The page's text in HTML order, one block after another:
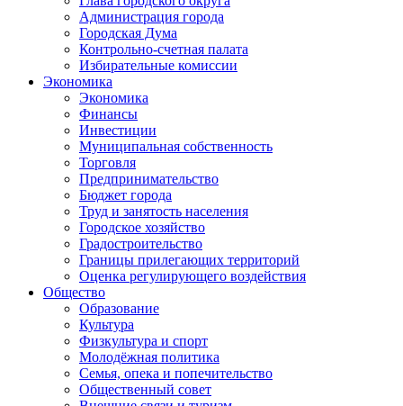
Администрация города
Городская Дума
Контрольно-счетная палата
Избирательные комиссии
Экономика
Экономика
Финансы
Инвестиции
Муниципальная собственность
Торговля
Предпринимательство
Бюджет города
Труд и занятость населения
Городское хозяйство
Градостроительство
Границы прилегающих территорий
Оценка регулирующего воздействия
Общество
Образование
Культура
Физкультура и спорт
Молодёжная политика
Семья, опека и попечительство
Общественный совет